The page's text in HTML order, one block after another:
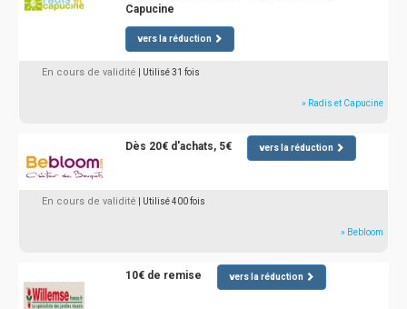
Capucine
vers la réduction
En cours de validité | Utilisé 31 fois
» Radis et Capucine
Dès 20€ d'achats, 5€ vers la réduction
En cours de validité | Utilisé 400 fois
» Bebloom
10€ de remise vers la réduction